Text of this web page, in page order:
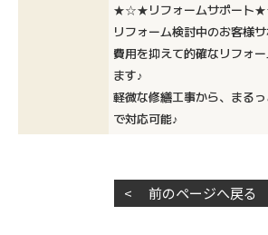
★☆★リフォームサポー
リフォーム検討中のお客様
費用を抑えて的確なリフォ
ます♪
軽微な修繕工事から、まる
で対応可能♪
< 前のページへ戻る